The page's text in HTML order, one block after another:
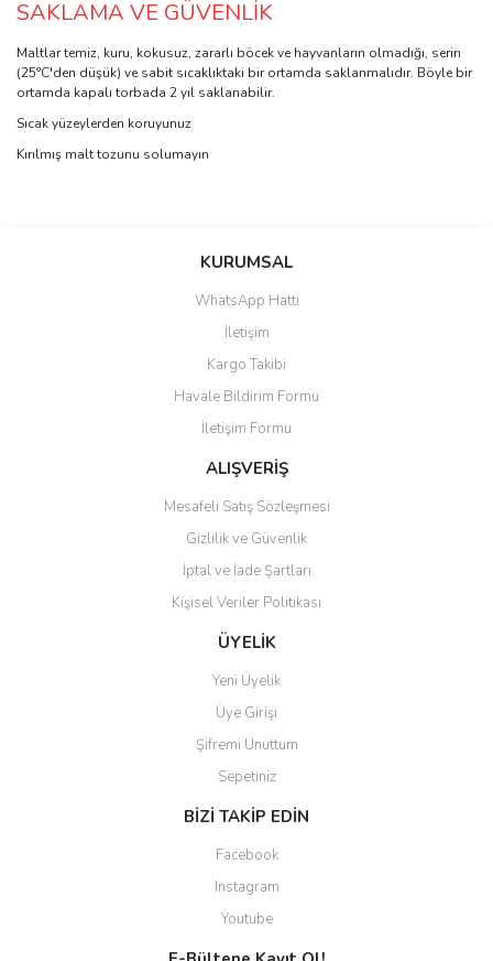
SAKLAMA VE GÜVENLİK
Maltlar temiz, kuru, kokusuz, zararlı böcek ve hayvanların olmadığı, serin
(25°C'den düşük) ve sabit sıcaklıktaki bir ortamda saklanmalıdır. Böyle bir
ortamda kapalı torbada 2 yıl saklanabilir.
Sıcak yüzeylerden koruyunuz
Kırılmış malt tozunu solumayın
Bu ürüne ilk yorumu siz yapın!
Yorum Yaz
Ürün resmi kalitesiz, bozuk veya görüntülenemiyor.
Ürün açıklamasında eksik bilgiler bulunuyor.
Ürün bilgilerinde hatalar bulunuyor.
Ürün fiyatı diğer sitelerden daha pahalı.
Bu ürüne benzer farklı alternatifler olmalı.
Gönder
KURUMSAL
WhatsApp Hattı
İletişim
Kargo Takibi
Havale Bildirim Formu
İletişim Formu
ALIŞVERİŞ
Mesafeli Satış Sözleşmesi
Gizlilik ve Güvenlik
İptal ve İade Şartları
Kişisel Veriler Politikası
ÜYELİK
Yeni Üyelik
Üye Girişi
Şifremi Unuttum
Sepetiniz
BİZİ TAKİP EDİN
Facebook
Instagram
Youtube